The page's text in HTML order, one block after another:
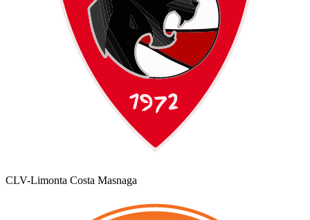
CLV-Limonta Costa Masnaga